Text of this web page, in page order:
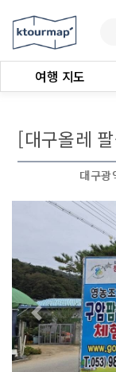
여행 지도
[대구올레
대구